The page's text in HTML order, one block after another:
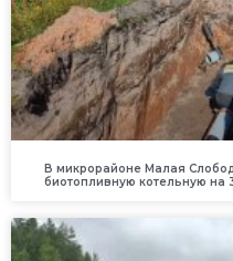
В микрорайоне Малая
биотопливную котельную на